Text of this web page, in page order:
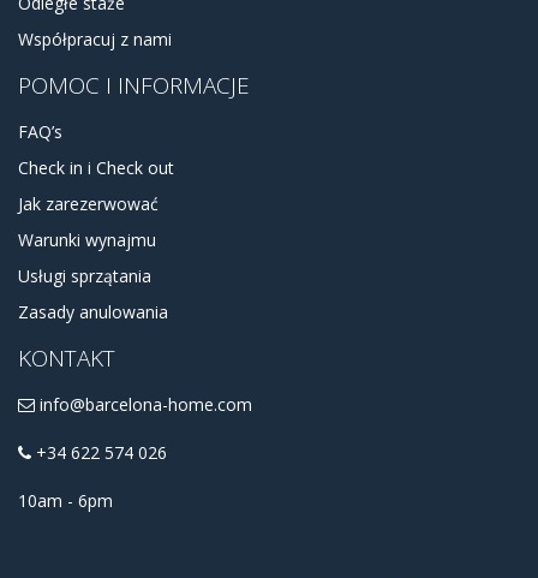
Współpracuj z nami
POMOC I INFORMACJE
FAQ’s
Check in i Check out
Jak zarezerwować
Warunki wynajmu
Usługi sprzątania
Zasady anulowania
KONTAKT
info@barcelona-home.com
+34 622 574 026
10am - 6pm